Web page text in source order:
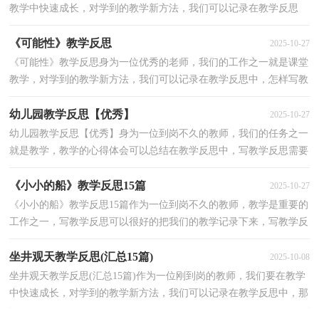
教学中快速成长，对学到的教学新方法，我们可以记录在教学反思
《可能性》教学反思 2025-10-27
《可能性》教学反思身为一位优秀的老师，我们的工作之一就是课堂
教学，对学到的教学新方法，我们可以记录在教学反思中，怎样写教
幼儿园教学反思【优秀】 2025-10-27
幼儿园教学反思【优秀】身为一位到岗不久的教师，我们的任务之一
就是教学，教学的心得体会可以总结在教学反思中，写教学反思需要
《小小的船》教学反思15篇 2025-10-27
《小小的船》教学反思15篇作为一位到岗不久的教师，教学是重要的
工作之一，写教学反思可以很好的把我们的教学记录下来，写教学反
坐井观天教学反思(汇总15篇) 2025-10-08
坐井观天教学反思(汇总15篇)作为一位刚到岗的教师，我们要在教学
中快速成长，对学到的教学新方法，我们可以记录在教学反思中，那